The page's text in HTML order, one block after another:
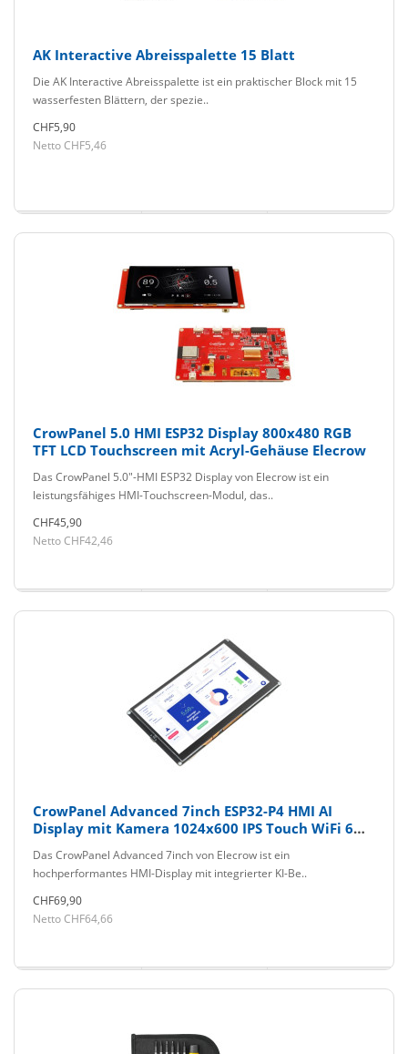
AK Interactive Abreisspalette 15 Blatt
Die AK Interactive Abreisspalette ist ein praktischer Block mit 15
wasserfesten Blättern, der spezie..
CHF5,90
Netto CHF5,46
CrowPanel 5.0 HMI ESP32 Display 800x480 RGB
TFT LCD Touchscreen mit Acryl-Gehäuse Elecrow
Das CrowPanel 5.0"-HMI ESP32 Display von Elecrow ist ein
leistungsfähiges HMI-Touchscreen-Modul, das..
CHF45,90
Netto CHF42,46
CrowPanel Advanced 7inch ESP32-P4 HMI AI
Display mit Kamera 1024x600 IPS Touch WiFi 6
Das CrowPanel Advanced 7inch von Elecrow ist ein
hochperformantes HMI-Display mit integrierter KI-Be..
CHF69,90
Netto CHF64,66